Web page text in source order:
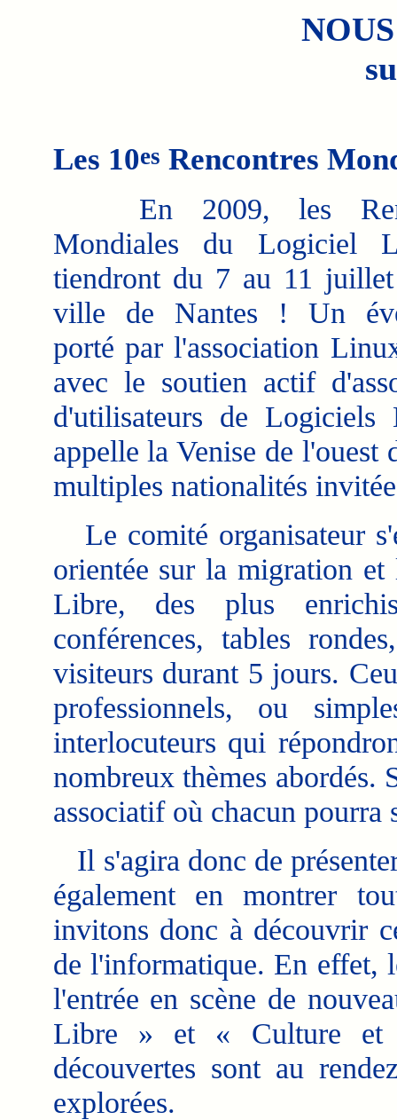
Les 10es Rencontres
En 2009, les
Mondiales du Logiciel
tiendront du 7 au 11
ville de Nantes ! Un
porté par l'association
avec le soutien actif
d'utilisateurs de
appelle la Venise de l'ouest
multiples nationalités
Le comité organisateur
orientée sur la migration
Libre, des plus
conférences, tables
visiteurs durant 5 jours.
professionnels, ou
interlocuteurs qui
nombreux thèmes abordés.
associatif où chacun pourra
Il s'agira donc de
également en montrer
invitons donc à découvrir
de l'informatique. En effet,
l'entrée en scène de
Libre » et « Culture et
découvertes sont au
explorées.